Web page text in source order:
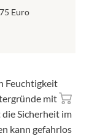
Euro
Feuchtigkeit
mit
Sicherheit im
kann gefahrlos